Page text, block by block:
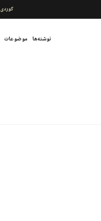
کوردی
نوشتەها موضوعات